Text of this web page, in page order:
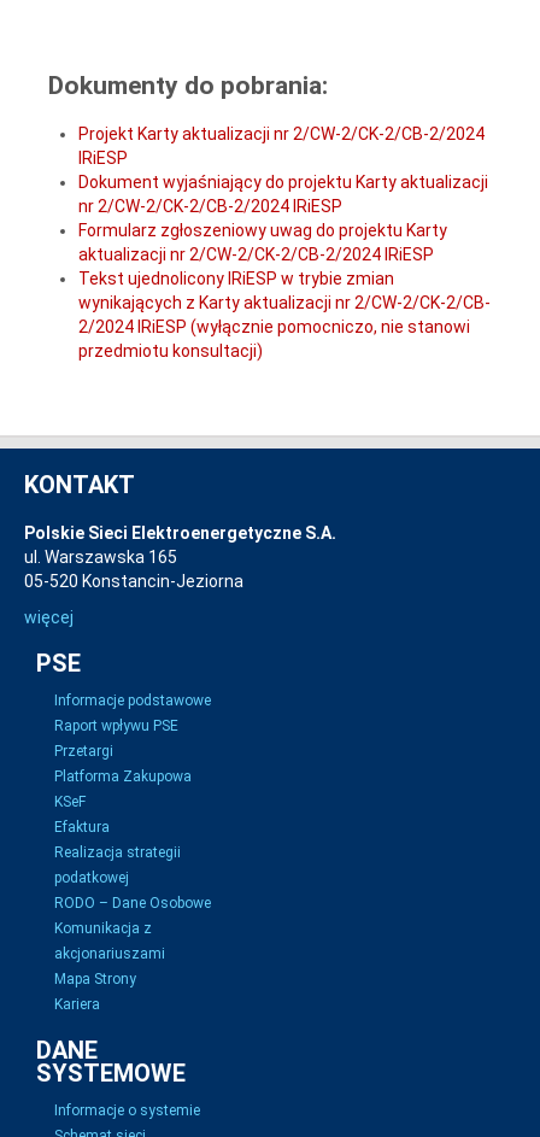
Dokumenty do pobrania:
Projekt Karty aktualizacji nr 2/CW-2/CK-2/CB-2/2024
IRiESP
Dokument wyjaśniający do projektu Karty aktualizacji
nr 2/CW-2/CK-2/CB-2/2024 IRiESP
Formularz zgłoszeniowy uwag do projektu Karty
aktualizacji nr 2/CW-2/CK-2/CB-2/2024 IRiESP
Tekst ujednolicony IRiESP w trybie zmian
wynikających z Karty aktualizacji nr 2/CW-2/CK-2/CB-
2/2024 IRiESP (wyłącznie pomocniczo, nie stanowi
przedmiotu konsultacji)
KONTAKT
Polskie Sieci Elektroenergetyczne S.A.
ul. Warszawska 165
05-520 Konstancin-Jeziorna
więcej
PSE
Informacje podstawowe
Raport wpływu PSE
Przetargi
Platforma Zakupowa
KSeF
Efaktura
Realizacja strategii
podatkowej
RODO – Dane Osobowe
Komunikacja z
akcjonariuszami
Mapa Strony
Kariera
DANE
SYSTEMOWE
Informacje o systemie